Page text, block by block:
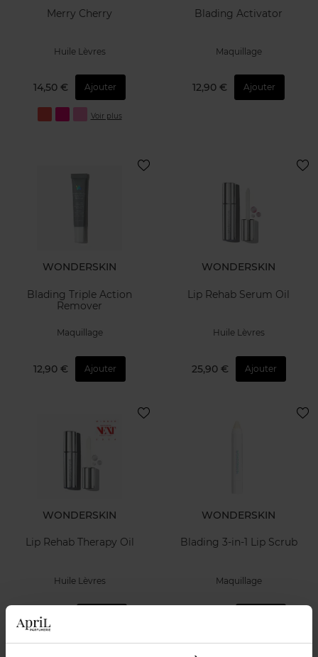
Merry Cherry
Huile Lèvres
14,50 € Ajouter
Voir plus
Blading Activator
Maquillage
12,90 € Ajouter
WONDERSKIN
Blading Triple Action
Remover
Maquillage
12,90 € Ajouter
WONDERSKIN
Lip Rehab Serum Oil
Huile Lèvres
25,90 € Ajouter
WONDERSKIN
Lip Rehab Therapy Oil
Huile Lèvres
25,90 €
WONDERSKIN
Blading 3-in-1 Lip Scrub
Maquillage